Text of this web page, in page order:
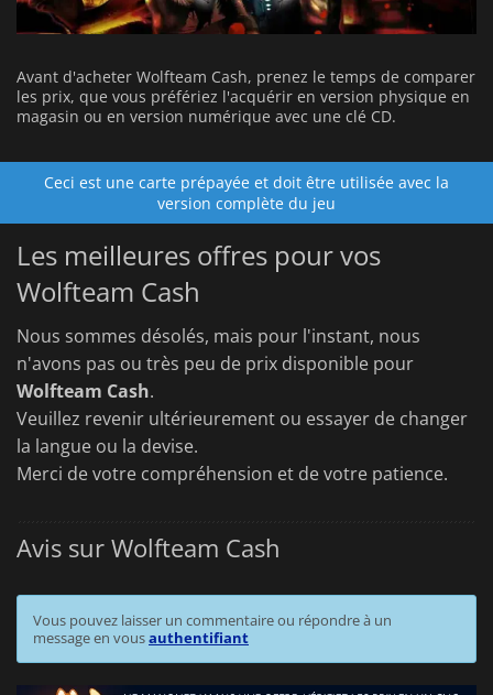
Avant d'acheter Wolfteam Cash, prenez le temps de comparer
les prix, que vous préfériez l'acquérir en version physique en
magasin ou en version numérique avec une clé CD.
Ceci est une carte prépayée et doit être utilisée avec la
version complète du jeu
Les meilleures offres pour vos
Wolfteam Cash
Nous sommes désolés, mais pour l'instant, nous
n'avons pas ou très peu de prix disponible pour
Wolfteam Cash.
Veuillez revenir ultérieurement ou essayer de changer
la langue ou la devise.
Merci de votre compréhension et de votre patience.
Avis sur Wolfteam Cash
Vous pouvez laisser un commentaire ou répondre à un
message en vousauthentifiant